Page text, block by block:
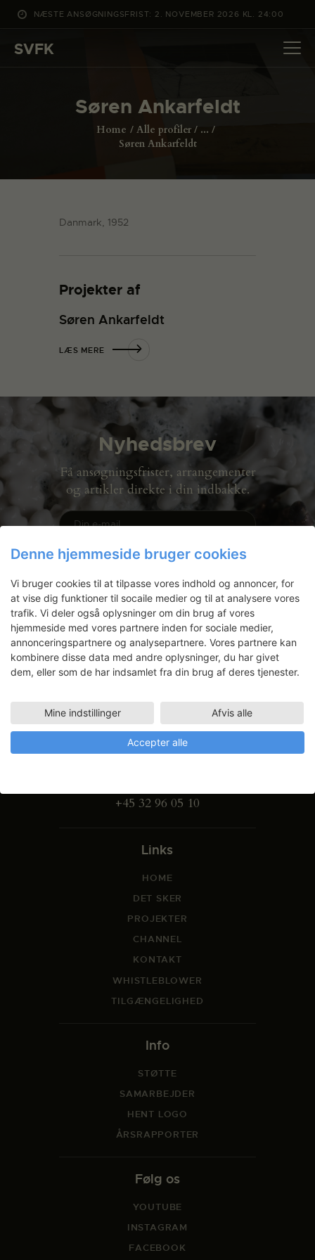
NÆSTE ANSØGNINGSFRIST: 2. NOVEMBER 2026 KL. 24:00
SVFK
Søren Ankarfeldt
Home Alle profiler
...
Søren Ankarfeldt
DET SKER
CHANNEL
Danmark, 1952
Projekter af
Søren Ankarfeldt
LÆS MERE
Nyhedsbrev
Få ansøgningsfrister, arrangementer
og artikler direkte i din indbakke.
Gammel Dok Pakhus
Strandgade 27 B
+45 32 96 05 10
Links
HOME
DET SKER
PROJEKTER
CHANNEL
KONTAKT
WHISTLEBLOWER
TILGÆNGELIGHED
Info
STØTTE
SAMARBEJDER
HENT LOGO
ÅRSRAPPORTER
Følg os
YOUTUBE
INSTAGRAM
FACEBOOK
Denne hjemmeside bruger cookies
Vi bruger cookies til at tilpasse vores indhold og annoncer, for
at vise dig funktioner til socaile medier og til at analysere vores
trafik. Vi deler også oplysninger om din brug af vores
hjemmeside med vores partnere inden for sociale medier,
annonceringspartnere og analysepartnere. Vores partnere kan
kombinere disse data med andre oplysninger, du har givet
dem, eller som de har indsamlet fra din brug af deres tjenester.
Mine indstillinger Afvis alle
Accepter alle